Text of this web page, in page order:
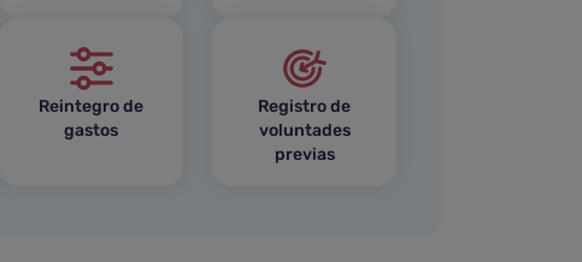
Reintegro de
gastos
Registro de
voluntades
previas